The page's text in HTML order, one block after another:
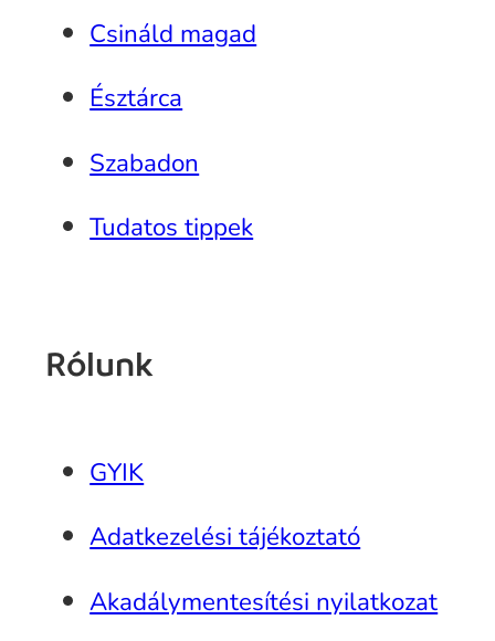
Csináld magad
Észtárca
Szabadon
Tudatos tippek
Rólunk
GYIK
Adatkezelési tájékoztató
Akadálymentesítési nyilatkozat